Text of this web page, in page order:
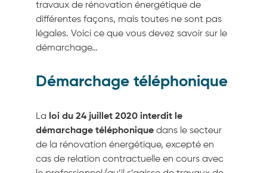
travaux de rénovation énergétique de
différentes façons, mais toutes ne sont pas
légales. Voici ce que vous devez savoir sur le
démarchage…
Démarchage téléphonique
La loi du 24 juillet 2020 interdit le
démarchage téléphonique dans le secteur
de la rénovation énergétique, excepté en
cas de relation contractuelle en cours avec